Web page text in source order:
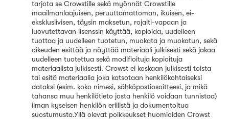
tarjota se Crowstille sekä myönnät Crowstille
maailmanlaajuisen, peruuttamattoman, ikuisen, ei-
eksklusiivisen, täysin maksetun, rojalti-vapaan ja
luovutettavan lisenssin käyttää, kopioida, uudelleen
tuottaa ja uudelleen tuotetun, muokata ja muokatun, sekä
oikeuden esittää ja näyttää materiaali julkisesti sekä jakaa
uudelleen tuotettua sekä modifioituja kopioituja
materiaalista julkisesti. Crowst ei koskaan julkisesti toista
tai esitä materiaalia joka katsotaan henkilökohtaiseksi
dataksi (esim. koko nimesi, sähköpostiosoitteesi, ja mikä
tahansa muu henkilötieto josta henkilö voidaan tunnistaa)
ilman kyseisen henkilön erillistä ja dokumentoitua
suostumusta.Yllä olevat poikkeukset huomioiden Crowst